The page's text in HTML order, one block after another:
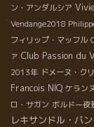
ン・アンダルシア
Vendange2018
フィリップ・マッフル
ァ Club Passion du
2013年 ドメーヌ・ク
Francois NIQ ケラン
ロ・サガン ボルドー夜
レキサンドル・バン